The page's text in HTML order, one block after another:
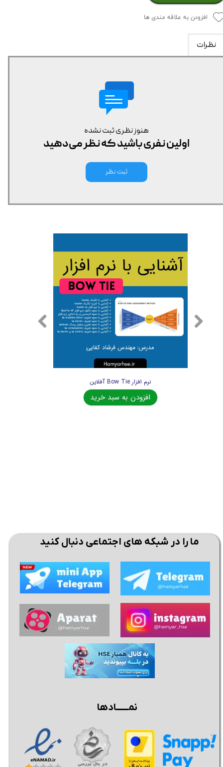
افزودن به علاقه مندی ها
نظرات
هنوز نظری ثبت نشده
اولین نفری باشید که نظر می‌دهید
ثبت نظر
نرم افزار Bow Tie آفلاین
افزودن به سبد خرید
ما را در شبکه های اجتماعی دنبال کنید
نمــــــادها